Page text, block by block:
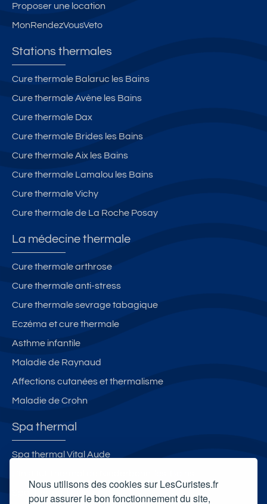
Nous utilisons des cookies sur LesCuristes.fr
pour assurer le bon fonctionnement du site,
Proposer une location
MonRendezVousVeto
Stations thermales
Cure thermale Balaruc les Bains
Cure thermale Avène les Bains
Cure thermale Dax
Cure thermale Brides les Bains
Cure thermale Aix les Bains
Cure thermale Lamalou les Bains
Cure thermale Vichy
Cure thermale de La Roche Posay
La médecine thermale
Cure thermale arthrose
Cure thermale anti-stress
Cure thermale sevrage tabagique
Eczéma et cure thermale
Asthme infantile
Maladie de Raynaud
Affections cutanées et thermalisme
Maladie de Crohn
Spa thermal
Spa thermal Vital Aude